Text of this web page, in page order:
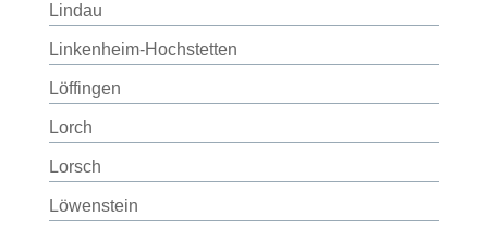
Lindau
Linkenheim-Hochstetten
Löffingen
Lorch
Lorsch
Löwenstein